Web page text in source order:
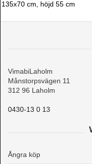
135x70 cm, höjd 55 cm
VimabiLaholm
Månstorpsvägen 11
312 96 Laholm
0430-13 0 13
Ångra köp